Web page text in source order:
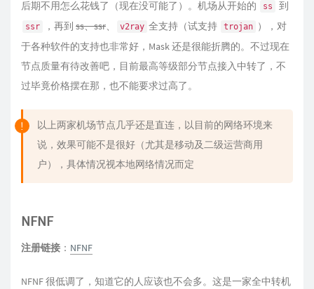
后期不用怎么花钱了（现在没可能了）。机场从开始的
ss 到
ssr ，再到 ss、ssr、 v2ray 全支持（试支持 trojan ），对
于各种软件的支持也非常好，Mask 还是很能折腾的。不过现在
节点质量有待改善吧，目前最高等级部分节点接入中转了，不
过毕竟价格摆在那，也不能要求过高了。
以上两家机场节点几乎还是直连，以目前的网络环境来
说，效果可能不是很好（尤其是移动及二级运营商用
户），具体情况视本地网络情况而定
NFNF
注册链接 ： NFNF
NFNF 很低调了，知道它的人应该也不会多。这是一家全中转机